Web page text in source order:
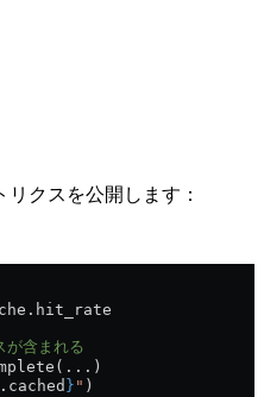
クスを公開します：
が含まれる
} " )